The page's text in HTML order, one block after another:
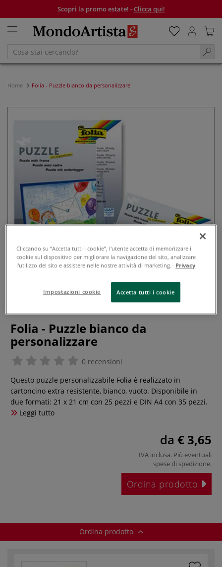
Scopri la promo estate! -Clicca qui!
Home Folia - Puzzle bianco da personalizzare
Folia - Puzzle bianco da
personalizzare
0 recensioni
Questo puzzle personalizzabile Folia è realizzato in
cartoncino extra resistente, bianco, vuoto. Disponibile in
due formati: 21 x 21 cm con 25 pezzi e DIN A4 con 35 pezzi.
Leggi tutto
da € 3,65
IVA inclusa. Più eventuali
spese di spedizione.
Ordina prodotto
Ordina prodotto
Cliccando su “Accetta tutti i cookie”, l'utente accetta di memorizzare i
cookie sul dispositivo per migliorare la navigazione del sito, analizzare
l'utilizzo del sito e assistere nelle nostre attività di marketing. Privacy
Impostazioni cookie Accetta tutti i cookie